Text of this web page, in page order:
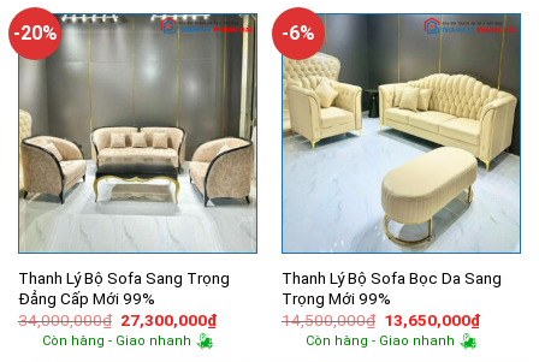
3,700,000₫.
-20%
Thanh Lý Bộ Sofa Sang Trọng
Đẳng Cấp Mới 99%
34,000,000₫ Giá
gốc
là:
27,300,000₫Giá
hiện
Còn hàng - Giao nhanh
-6%
Thanh Lý Bộ Sofa Bọc Da Sang
Trọng Mới 99%
14,500,000₫ Giá
gốc
là:
13,650,000₫Giá
hiện
Còn hàng - Giao nhanh